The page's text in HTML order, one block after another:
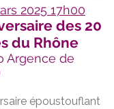
2025 17h00
des 20
du Rhône
Argence de
époustouflant